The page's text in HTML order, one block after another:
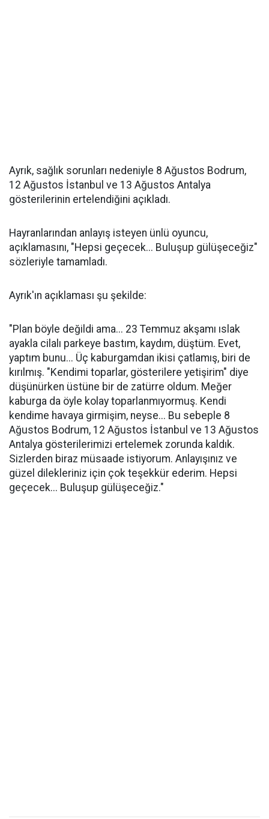
Ayrık, sağlık sorunları nedeniyle 8 Ağustos Bodrum,
12 Ağustos İstanbul ve 13 Ağustos Antalya
gösterilerinin ertelendiğini açıkladı.
Hayranlarından anlayış isteyen ünlü oyuncu,
açıklamasını, "Hepsi geçecek... Buluşup gülüşeceğiz"
sözleriyle tamamladı.
Ayrık'ın açıklaması şu şekilde:
"Plan böyle değildi ama... 23 Temmuz akşamı ıslak
ayakla cilalı parkeye bastım, kaydım, düştüm. Evet,
yaptım bunu... Üç kaburgamdan ikisi çatlamış, biri de
kırılmış. "Kendimi toparlar, gösterilere yetişirim" diye
düşünürken üstüne bir de zatürre oldum. Meğer
kaburga da öyle kolay toparlanmıyormuş. Kendi
kendime havaya girmişim, neyse... Bu sebeple 8
Ağustos Bodrum, 12 Ağustos İstanbul ve 13 Ağustos
Antalya gösterilerimizi ertelemek zorunda kaldık.
Sizlerden biraz müsaade istiyorum. Anlayışınız ve
güzel dilekleriniz için çok teşekkür ederim. Hepsi
geçecek... Buluşup gülüşeceğiz."